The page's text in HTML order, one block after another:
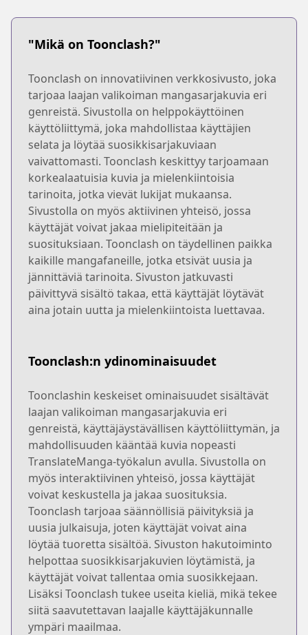
"Mikä on Toonclash?"
Toonclash on innovatiivinen verkkosivusto, joka
tarjoaa laajan valikoiman mangasarjakuvia eri
genreistä. Sivustolla on helppokäyttöinen
käyttöliittymä, joka mahdollistaa käyttäjien
selata ja löytää suosikkisarjakuviaan
vaivattomasti. Toonclash keskittyy tarjoamaan
korkealaatuisia kuvia ja mielenkiintoisia
tarinoita, jotka vievät lukijat mukaansa.
Sivustolla on myös aktiivinen yhteisö, jossa
käyttäjät voivat jakaa mielipiteitään ja
suosituksiaan. Toonclash on täydellinen paikka
kaikille mangafaneille, jotka etsivät uusia ja
jännittäviä tarinoita. Sivuston jatkuvasti
päivittyvä sisältö takaa, että käyttäjät löytävät
aina jotain uutta ja mielenkiintoista luettavaa.
Toonclash:n ydinominaisuudet
Toonclashin keskeiset ominaisuudet sisältävät
laajan valikoiman mangasarjakuvia eri
genreistä, käyttäjäystävällisen käyttöliittymän, ja
mahdollisuuden kääntää kuvia nopeasti
TranslateManga-työkalun avulla. Sivustolla on
myös interaktiivinen yhteisö, jossa käyttäjät
voivat keskustella ja jakaa suosituksia.
Toonclash tarjoaa säännöllisiä päivityksiä ja
uusia julkaisuja, joten käyttäjät voivat aina
löytää tuoretta sisältöä. Sivuston hakutoiminto
helpottaa suosikkisarjakuvien löytämistä, ja
käyttäjät voivat tallentaa omia suosikkejaan.
Lisäksi Toonclash tukee useita kieliä, mikä tekee
siitä saavutettavan laajalle käyttäjäkunnalle
ympäri maailmaa.